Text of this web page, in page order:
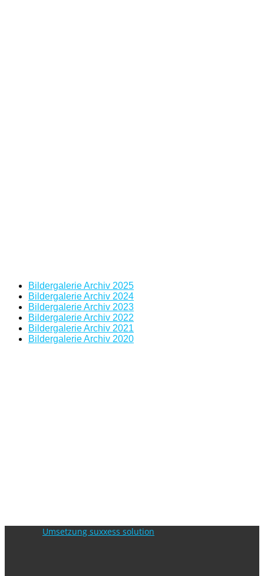
Bildergalerie Archiv 2025
Bildergalerie Archiv 2024
Bildergalerie Archiv 2023
Bildergalerie Archiv 2022
Bildergalerie Archiv 2021
Bildergalerie Archiv 2020
Umsetzung suxxess solution